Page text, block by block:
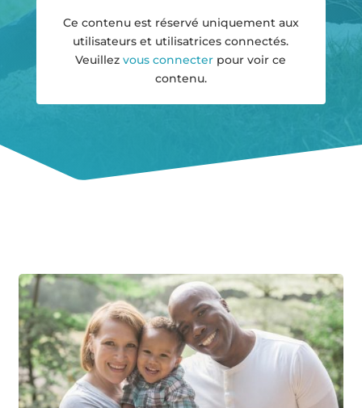
Ce contenu est réservé uniquement aux
utilisateurs et utilisatrices connectés.
Veuillezvous connecter pour voir ce
contenu.